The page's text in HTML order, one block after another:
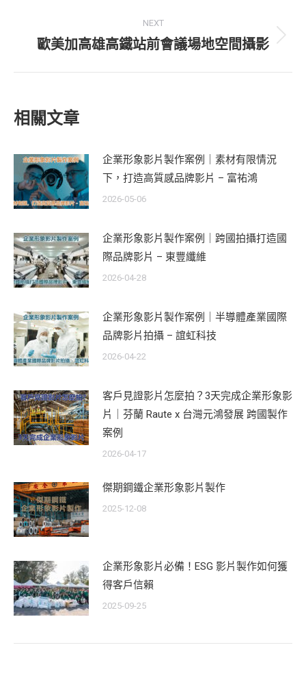
NEXT
Next
歐美加高雄高鐵站前會議場地空間攝影
相關文章
企業形象影片製作案例｜素材有限情況
下，打造高質感品牌影片 – 富祐鴻
2026-05-06
企業形象影片製作案例｜跨國拍攝打造國
際品牌影片 – 東豐纖維
2026-04-28
企業形象影片製作案例｜半導體產業國際
品牌影片拍攝 – 誼虹科技
2026-04-22
客戶見證影片怎麼拍？3天完成企業形象影
片｜芬蘭 Raute x 台灣元鴻發展 跨國製作
案例
2026-04-17
傑期鋼鐵企業形象影片製作
2025-12-08
企業形象影片必備！ESG 影片製作如何獲
得客戶信賴
2025-09-25